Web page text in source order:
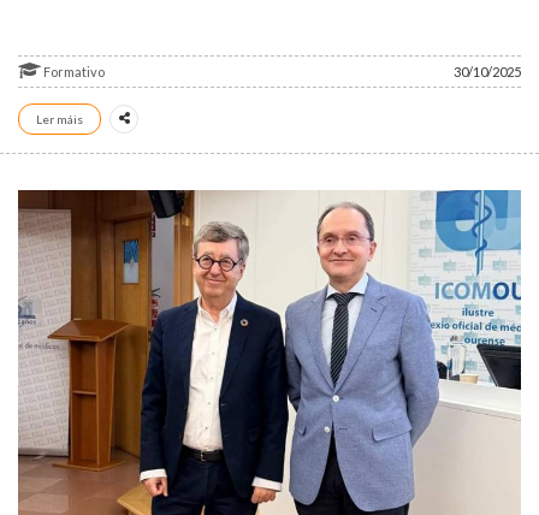
Formativo 30/10/2025
Ler máis